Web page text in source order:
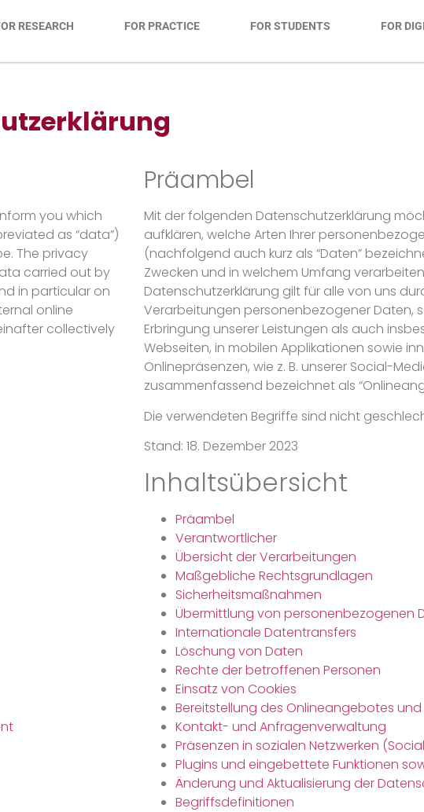
RESEARCH FOR PRACTICE FOR STUDENTS FOR
you which
as “data”)
The privacy
carried out by
in particular on
online
collectively
Präambel
Mit der folgenden Datenschutzerklärung
aufklären, welche Arten Ihrer
(nachfolgend auch kurz als “Daten”
Zwecken und in welchem Umfang
Datenschutzerklärung gilt für alle von uns
Verarbeitungen personenbezogener Daten,
Erbringung unserer Leistungen als auch
Webseiten, in mobilen Applikationen sowie
Onlinepräsenzen, wie z. B. unserer Social-
zusammenfassend bezeichnet als
Die verwendeten Begriffe sind nicht
Stand: 18. Dezember 2023
Inhaltsübersicht
Präambel
Verantwortlicher
Übersicht der Verarbeitungen
Maßgebliche Rechtsgrundlagen
Sicherheitsmaßnahmen
Übermittlung von personenbezogenen
Internationale Datentransfers
Löschung von Daten
Rechte der betroffenen Personen
Einsatz von Cookies
Bereitstellung des Onlineangebotes
Kontakt- und Anfragenverwaltung
Präsenzen in sozialen Netzwerken
Plugins und eingebettete Funktionen
Änderung und Aktualisierung der
Begriffsdefinitionen